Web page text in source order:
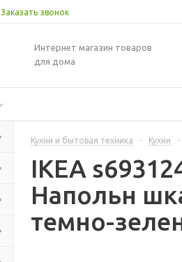
Заказать звонок
Интернет магазин товаров
для дома
Кухни и бытовая техника - Кухни -
IKEA
Напольн
темно-